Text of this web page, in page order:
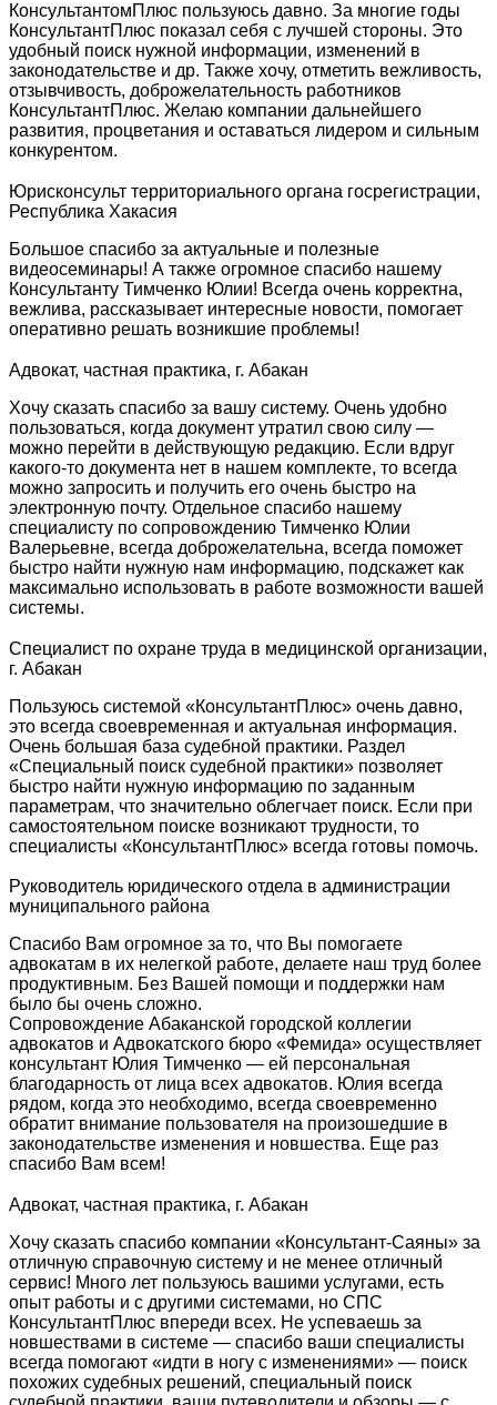
КонсультантомПлюс пользуюсь давно. За многие годы
КонсультантПлюс показал себя с лучшей стороны. Это
удобный поиск нужной информации, изменений в
законодательстве и др. Также хочу, отметить вежливость,
отзывчивость, доброжелательность работников
КонсультантПлюс. Желаю компании дальнейшего
развития, процветания и оставаться лидером и сильным
конкурентом.
Юрисконсульт территориального органа госрегистрации,
Республика Хакасия
Большое спасибо за актуальные и полезные
видеосеминары! А также огромное спасибо нашему
Консультанту Тимченко Юлии! Всегда очень корректна,
вежлива, рассказывает интересные новости, помогает
оперативно решать возникшие проблемы!
Адвокат, частная практика, г. Абакан
Хочу сказать спасибо за вашу систему. Очень удобно
пользоваться, когда документ утратил свою силу —
можно перейти в действующую редакцию. Если вдруг
какого-то документа нет в нашем комплекте, то всегда
можно запросить и получить его очень быстро на
электронную почту. Отдельное спасибо нашему
специалисту по сопровождению Тимченко Юлии
Валерьевне, всегда доброжелательна, всегда поможет
быстро найти нужную нам информацию, подскажет как
максимально использовать в работе возможности вашей
системы.
Специалист по охране труда в медицинской организации,
г. Абакан
Пользуюсь системой «КонсультантПлюс» очень давно,
это всегда своевременная и актуальная информация.
Очень большая база судебной практики. Раздел
«Специальный поиск судебной практики» позволяет
быстро найти нужную информацию по заданным
параметрам, что значительно облегчает поиск. Если при
самостоятельном поиске возникают трудности, то
специалисты «КонсультантПлюс» всегда готовы помочь.
Руководитель юридического отдела в администрации
муниципального района
Спасибо Вам огромное за то, что Вы помогаете
адвокатам в их нелегкой работе, делаете наш труд более
продуктивным. Без Вашей помощи и поддержки нам
было бы очень сложно.
Сопровождение Абаканской городской коллегии
адвокатов и Адвокатского бюро «Фемида» осуществляет
консультант Юлия Тимченко — ей персональная
благодарность от лица всех адвокатов. Юлия всегда
рядом, когда это необходимо, всегда своевременно
обратит внимание пользователя на произошедшие в
законодательстве изменения и новшества. Еще раз
спасибо Вам всем!
Адвокат, частная практика, г. Абакан
Хочу сказать спасибо компании «Консультант-Саяны» за
отличную справочную систему и не менее отличный
сервис! Много лет пользуюсь вашими услугами, есть
опыт работы и с другими системами, но СПС
КонсультантПлюс впереди всех. Не успеваешь за
новшествами в системе — спасибо ваши специалисты
всегда помогают «идти в ногу с изменениями» — поиск
похожих судебных решений, специальный поиск